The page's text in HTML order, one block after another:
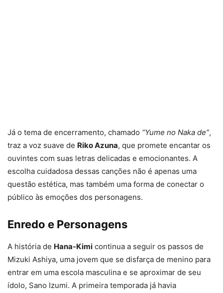
Já o tema de encerramento, chamado “Yume no Naka de”,
traz a voz suave de Riko Azuna, que promete encantar os
ouvintes com suas letras delicadas e emocionantes. A
escolha cuidadosa dessas canções não é apenas uma
questão estética, mas também uma forma de conectar o
público às emoções dos personagens.
Enredo e Personagens
A história de Hana-Kimi continua a seguir os passos de
Mizuki Ashiya, uma jovem que se disfarça de menino para
entrar em uma escola masculina e se aproximar de seu
ídolo, Sano Izumi. A primeira temporada já havia